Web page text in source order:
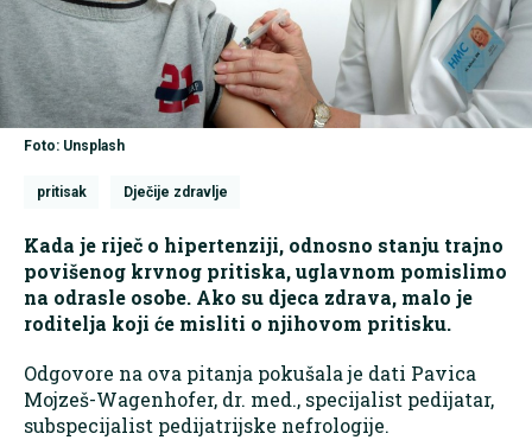
Foto: Unsplash
pritisak Dječije zdravlje
Kada je riječ o hipertenziji, odnosno stanju trajno
povišenog krvnog pritiska, uglavnom pomislimo
na odrasle osobe. Ako su djeca zdrava, malo je
roditelja koji će misliti o njihovom pritisku.
Odgovore na ova pitanja pokušala je dati Pavica
Mojzeš-Wagenhofer, dr. med., specijalist pedijatar,
subspecijalist pedijatrijske nefrologije.